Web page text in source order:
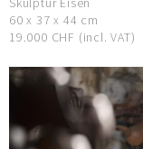
60 x 37 x 44 cm
19.000 CHF (incl. VAT)